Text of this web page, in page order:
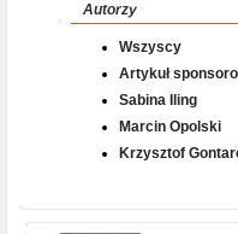
Autorzy
Wszyscy
Artykuł
Sabina Iling
Marcin Opolski
Krzysztof